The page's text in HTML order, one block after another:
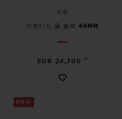
빅뱅
리로디드 올 블랙 44MM
EUR 24,700 •
NEW